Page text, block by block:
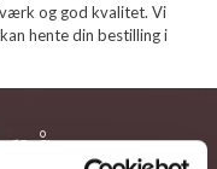
og god kvalitet. Vi
hente din bestilling i
på